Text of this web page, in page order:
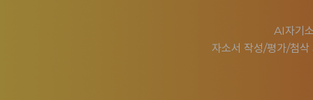
AI자기
자소서 작성/평가/첨